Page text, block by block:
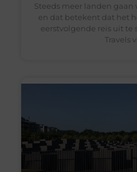
Steeds meer landen gaan
en dat betekent dat het
eerstvolgende reis uit te
Travels